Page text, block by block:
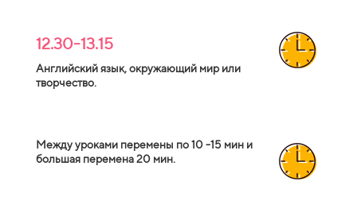
12.30-13.15
Английский язык, окружающий мир или
творчество.
Между уроками перемены по 10 -15 мин и
большая перемена 20 мин.